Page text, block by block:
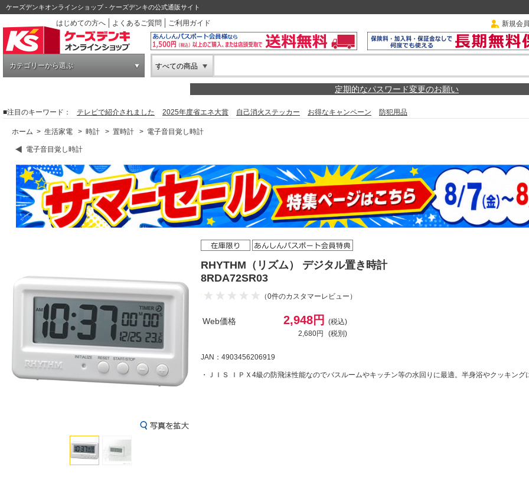
ケーズデンキオンラインショップ - ケーズデンキの公式通販サイト
はじめての方へ
よくあるご質問 ご利用ガイド 新規会
カテゴリーから選ぶ すべての商品
定期的なパスワード変更のお願い
■注目のキーワード： テレビで紹介されました 2025年度省エネ大賞 自己消火ステッカー お得なキャンペーン 防犯用品
ホーム > 生活家電 > 時計 > 置時計 > 電子音目覚し時計
電子音目覚し時計
RHYTHM（リズム） デジタル置き時計
8RDA72SR03
（0件のカスタマーレビュー）
Web価格 2,948円
(税込)
2,680円
(税別)
JAN：4903456206919
・ＪＩＳ ＩＰＸ4級の防飛沫性能なのでバスルームやキッチン等の水回りに最適。半身浴やクッキング